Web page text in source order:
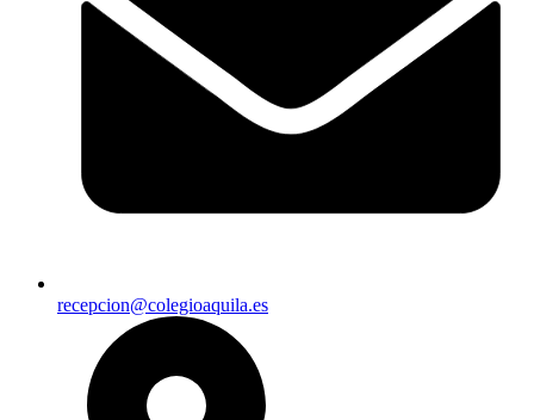
recepcion@colegioaquila.es